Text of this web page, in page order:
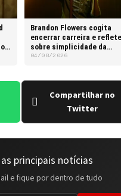
Brandon Flowers cogita
encerrar carreira e reflete
sobre simplicidade da
rotina do pai
04/08/2026
Compartilhar no
Twitter
principais notícias
e fique por dentro de tudo